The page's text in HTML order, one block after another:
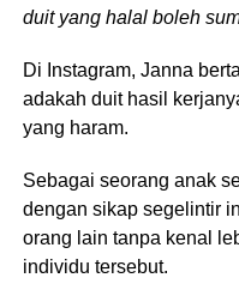
duit yang halal boleh
Di Instagram, Janna
adakah duit hasil
yang haram.
Sebagai seorang anak
dengan sikap segelintir
orang lain tanpa kenal
individu tersebut.